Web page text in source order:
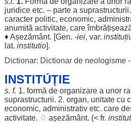
juridiceetc. – partea suprastructurii.
caracter politic, economic,
anumită activitate, care
♦Așezământ. [Gen. -iei, var.
lat. institutio].
Dictionar: Dictionar de neologisme -
INSTITÚȚIE
s. f. 1. formă de organizarea unor
suprastructurii. 2. organ, unitatecu
economic, administrativetc. care
activitate. ♢ așezământ. (< fr.